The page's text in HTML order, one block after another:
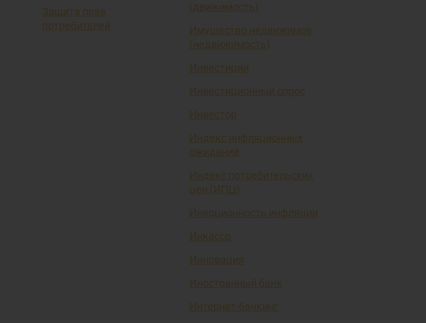
Защита прав
потребителей
(движимость)
Имущество недвижимое
(недвижимость)
Инвестиции
Инвестиционный спрос
Инвестор
Индекс инфляционных
ожиданий
Индекс потребительских
цен (ИПЦ)
Инерционность инфляции
Инкассо
Инновация
Иностранный банк
Интернет-банкинг